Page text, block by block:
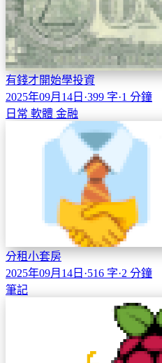
有錢才開始學投資
2025年09月14日 ·399 字·1 分鐘
日常 軟體 金融
分租小套房
2025年09月14日 ·516 字·2 分鐘
筆記